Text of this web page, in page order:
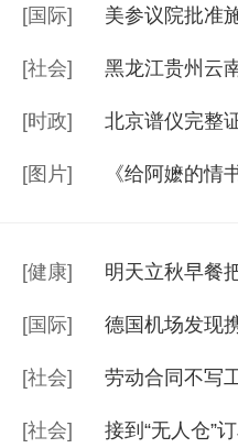
[国际] 美参议院批准
[社会] 黑龙江贵州云
[时政] 北京谱仪完整
[图片] 《给阿嬷的情
[健康] 明天立秋早餐
[国际] 德国机场发现
[社会] 劳动合同不写
[社会] 接到“无人仓”